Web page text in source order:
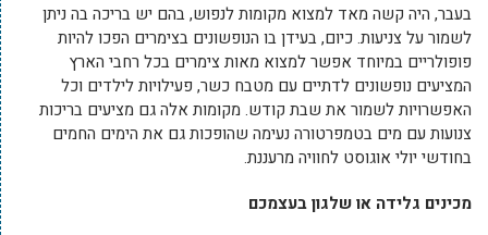
בעבר, היה קשה מאד למצוא מקומות לנפוש, בהם יש בריכה בה ניתן
לשמור על צניעות. כיום, בעידן בו הנופשונים בצימרים הפכו להיות
פופולריים במיוחד אפשר למצוא מאות צימרים בכל רחבי הארץ
המציעים נופשונים לדתיים עם מטבח כשר, פעילויות לילדים וכל
האפשרויות לשמור את שבת קודש. מקומות אלה גם מציעים בריכות
צנועות עם מים בטמפרטורה נעימה שהופכות גם את הימים החמים
בחודשי יולי אוגוסט לחוויה מרעננת.
מכינים גלידה או שלגון בעצמכם